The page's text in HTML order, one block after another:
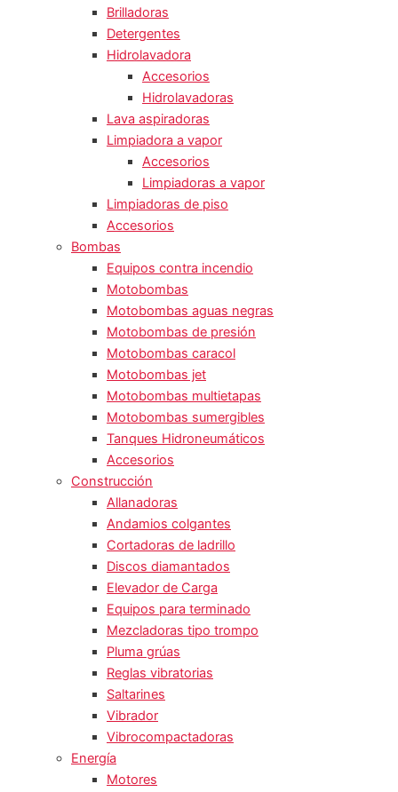
Brilladoras
Detergentes
Hidrolavadora
Accesorios
Hidrolavadoras
Lava aspiradoras
Limpiadora a vapor
Accesorios
Limpiadoras a vapor
Limpiadoras de piso
Accesorios
Bombas
Equipos contra incendio
Motobombas
Motobombas aguas negras
Motobombas de presión
Motobombas caracol
Motobombas jet
Motobombas multietapas
Motobombas sumergibles
Tanques Hidroneumáticos
Accesorios
Construcción
Allanadoras
Andamios colgantes
Cortadoras de ladrillo
Discos diamantados
Elevador de Carga
Equipos para terminado
Mezcladoras tipo trompo
Pluma grúas
Reglas vibratorias
Saltarines
Vibrador
Vibrocompactadoras
Energía
Motores